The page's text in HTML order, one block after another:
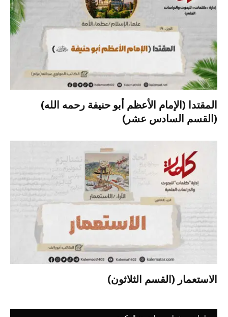
المقتدا (الإمام الأعظم أبو حنيفة رحمه الله)
(القسم السادس عشر)
الاستعمار (القسم الثلاثون)